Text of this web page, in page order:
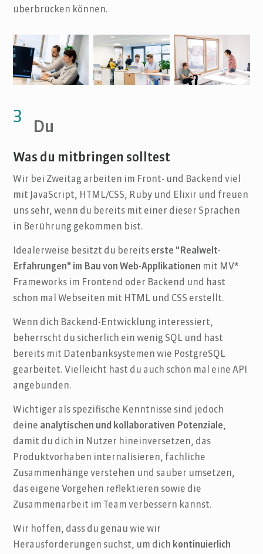
überbrücken können.
3
Du
Was du mitbringen solltest
Wir bei Zweitag arbeiten im Front- und Backend viel
mit JavaScript, HTML/CSS, Ruby und Elixir und freuen
uns sehr, wenn du bereits mit einer dieser Sprachen
in Berührung gekommen bist.
Idealerweise besitzt du bereits erste "Realwelt-
Erfahrungen" im Bau von Web-Applikationen mit MV*
Frameworks im Frontend oder Backend und hast
schon mal Webseiten mit HTML und CSS erstellt.
Wenn dich Backend-Entwicklung interessiert,
beherrscht du sicherlich ein wenig SQL und hast
bereits mit Datenbanksystemen wie PostgreSQL
gearbeitet. Vielleicht hast du auch schon mal eine API
angebunden.
Wichtiger als spezifische Kenntnisse sind jedoch
deine analytischen und kollaborativen Potenziale,
damit du dich in Nutzer hineinversetzen, das
Produktvorhaben internalisieren, fachliche
Zusammenhänge verstehen und sauber umsetzen,
das eigene Vorgehen reflektieren sowie die
Zusammenarbeit im Team verbessern kannst.
Wir hoffen, dass du genau wie wir
Herausforderungen suchst, um dich kontinuierlich